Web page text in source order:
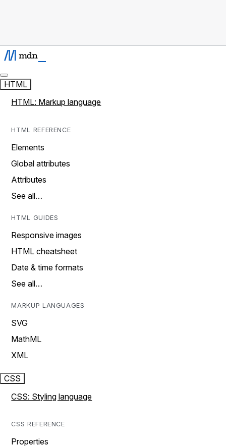
HTML
HTML: Markup language
HTML REFERENCE
Elements
Global attributes
Attributes
See all…
HTML GUIDES
Responsive images
HTML cheatsheet
Date & time formats
See all…
MARKUP LANGUAGES
SVG
MathML
XML
CSS
CSS: Styling language
CSS REFERENCE
Properties